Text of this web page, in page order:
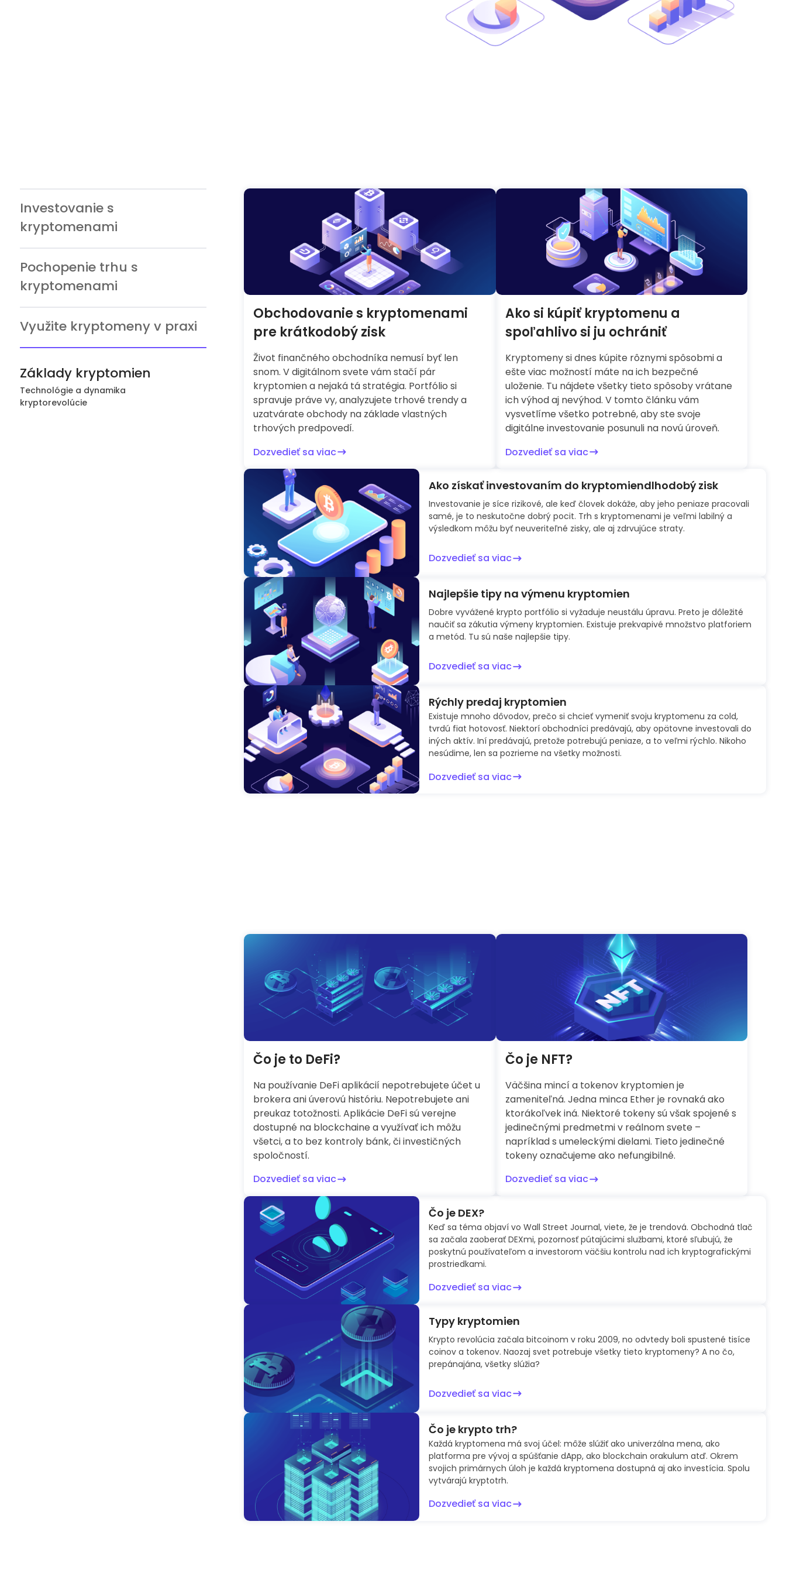
Investovanie s
kryptomenami
Pochopenie trhu s
kryptomenami
Využite kryptomeny v praxi
Základy kryptomien
Technológie a dynamika
kryptorevolúcie
Obchodovanie s kryptomenami
pre krátkodobý zisk
Život finančného obchodníka nemusí byť len
snom. V digitálnom svete vám stačí pár
kryptomien a nejaká tá stratégia. Portfólio si
spravuje práve vy, analyzujete trhové trendy a
uzatvárate obchody na základe vlastných
trhových predpovedí.
Dozvedieť sa viac
Ako si kúpiť kryptomenu a
spoľahlivo si ju ochrániť
Kryptomeny si dnes kúpite rôznymi spôsobmi a
ešte viac možností máte na ich bezpečné
uloženie. Tu nájdete všetky tieto spôsoby vrátane
ich výhod aj nevýhod. V tomto článku vám
vysvetlíme všetko potrebné, aby ste svoje
digitálne investovanie posunuli na novú úroveň.
Dozvedieť sa viac
Ako získať investovaním do kryptomiendlhodobý zisk
Investovanie je síce rizikové, ale keď človek dokáže, aby jeho peniaze pracovali
samé, je to neskutočne dobrý pocit. Trh s kryptomenami je veľmi labilný a
výsledkom môžu byť neuveriteľné zisky, ale aj zdrvujúce straty.
Dozvedieť sa viac
Najlepšie tipy na výmenu kryptomien
Dobre vyvážené krypto portfólio si vyžaduje neustálu úpravu. Preto je dôležité
naučiť sa zákutia výmeny kryptomien. Existuje prekvapivé množstvo platforiem
a metód. Tu sú naše najlepšie tipy.
Dozvedieť sa viac
Rýchly predaj kryptomien
Existuje mnoho dôvodov, prečo si chcieť vymeniť svoju kryptomenu za cold,
tvrdú fiat hotovosť. Niektorí obchodníci predávajú, aby opätovne investovali do
iných aktív. Iní predávajú, pretože potrebujú peniaze, a to veľmi rýchlo. Nikoho
nesúdime, len sa pozrieme na všetky možnosti.
Dozvedieť sa viac
Čo je to DeFi?
Na používanie DeFi aplikácií nepotrebujete účet u
brokera ani úverovú históriu. Nepotrebujete ani
preukaz totožnosti. Aplikácie DeFi sú verejne
dostupné na blockchaine a využívať ich môžu
všetci, a to bez kontroly bánk, či investičných
spoločností.
Dozvedieť sa viac
Čo je NFT?
Väčšina mincí a tokenov kryptomien je
zameniteľná. Jedna minca Ether je rovnaká ako
ktorákoľvek iná. Niektoré tokeny sú však spojené s
jedinečnými predmetmi v reálnom svete –
napríklad s umeleckými dielami. Tieto jedinečné
tokeny označujeme ako nefungibilné.
Dozvedieť sa viac
Čo je DEX?
Keď sa téma objaví vo Wall Street Journal, viete, že je trendová. Obchodná tlač
sa začala zaoberať DEXmi, pozornosť pútajúcimi službami, ktoré sľubujú, že
poskytnú používateľom a investorom väčšiu kontrolu nad ich kryptografickými
prostriedkami.
Dozvedieť sa viac
Typy kryptomien
Krypto revolúcia začala bitcoinom v roku 2009, no odvtedy boli spustené tisíce
coinov a tokenov. Naozaj svet potrebuje všetky tieto kryptomeny? A no čo,
prepánajána, všetky slúžia?
Dozvedieť sa viac
Čo je krypto trh?
Každá kryptomena má svoj účel: môže slúžiť ako univerzálna mena, ako
platforma pre vývoj a spúšťanie dApp, ako blockchain orakulum atď. Okrem
svojich primárnych úloh je každá kryptomena dostupná aj ako investícia. Spolu
vytvárajú kryptotrh.
Dozvedieť sa viac